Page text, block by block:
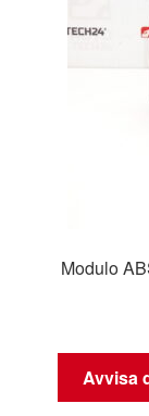
Modulo
Avvisa